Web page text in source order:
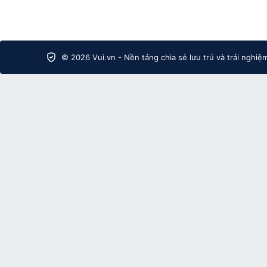
© 2026 Vui.vn - Nền tảng chia sẻ lưu trú và trải